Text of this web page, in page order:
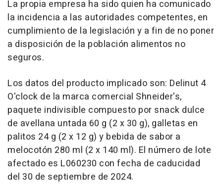
La propia empresa ha sido quien ha comunicado
la incidencia a las autoridades competentes, en
cumplimiento de la legislación y a fin de no poner
a disposición de la población alimentos no
seguros.
Los datos del producto implicado son: Delinut 4
O'clock de la marca comercial Shneider's,
paquete indivisible compuesto por snack dulce
de avellana untada 60 g (2 x 30 g), galletas en
palitos 24 g (2 x 12 g) y bebida de sabor a
melocotón 280 ml (2 x 140 ml). El número de lote
afectado es L060230 con fecha de caducidad
del 30 de septiembre de 2024.